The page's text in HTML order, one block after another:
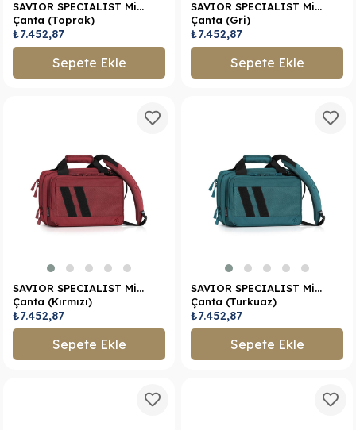
SAVIOR SPECIALIST Mini
Çanta (Toprak)
₺7.452,87
Sepete Ekle
SAVIOR SPECIALIST Mini
Çanta (Gri)
₺7.452,87
Sepete Ekle
SAVIOR SPECIALIST Mini
Çanta (Kırmızı)
₺7.452,87
Sepete Ekle
SAVIOR SPECIALIST Mini
Çanta (Turkuaz)
₺7.452,87
Sepete Ekle